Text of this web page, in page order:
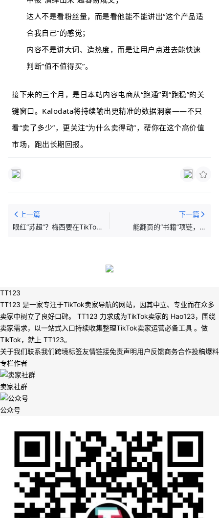
达人不是看粉丝量，而是看他能不能讲出“这个产品适
合我自己”的感觉；
内容不是讲大词、造热度，而是让用户点进去能快速
判断“值不值得买”。
接下来的三个月，是日本站内容电商从“跑通”到“跑稳”的关
键窗口。Kalodata将持续输出更精准的数据洞察——不只
看“卖了多少”，更关注“为什么卖得动”，帮你在这个高价值
市场，跑出长期回报。
上一篇
眼红“苏超”？梅西要在TikTok
下一篇
能翻页的“书籍”项链，在
TT123
TT123 是一家专注于TikTok卖家导航的网站，因其中立、专业而在众多
卖家中树立了良好口碑。 TT123 力求成为TikTok卖家的 Hao123，围绕
卖家需求，以一站式入口持续收集整理TikTok卖家运营必备工具 。做
TikTok，就上 TT123。
关于我们联系我们跨境标签友情链接免责声明用户反馈商务合作投稿爆料
专栏作者
卖家社群
公众号